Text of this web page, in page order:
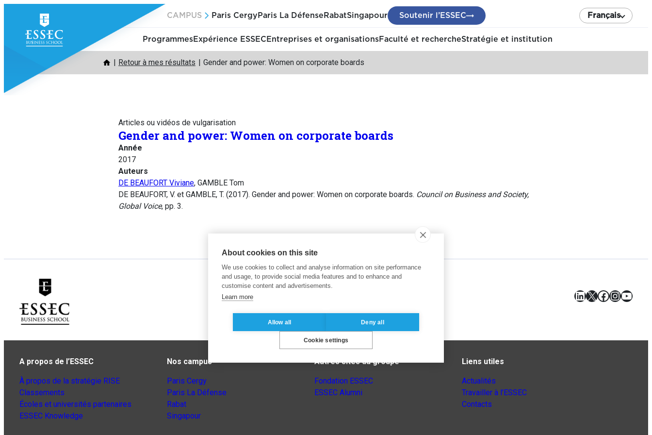
contenu
CAMPUS Paris Cergy Paris La Défense RabatSingapour Soutenir l’ESSEC Français
ProgrammesExpérience ESSEC Entreprises et organisationsFaculté et rechercheStratégie et institution
Retour à mes résultats Gender and power: Women on corporate boards
Articles ou vidéos de vulgarisation
Gender and power: Women on corporate boards
Année
2017
Auteurs
DE BEAUFORT Viviane, GAMBLE Tom
DE BEAUFORT, V. et GAMBLE, T. (2017). Gender and power: Women on corporate boards. Council on Business and Society,
Global Voice, pp. 3.
LinkedIn
X Facebook
A propos de l’ESSEC
À propos de la stratégie RISE
Classements
Écoles et universités partenaires
ESSEC Knowledge
Nos campus
Paris Cergy
Paris La Défense
Rabat
Singapour
Autres sites du groupe
Fondation ESSEC
ESSEC Alumni
Liens utiles
Actualités
Travailler à l’ESSEC
Contacts
About cookies on this site
We use cookies to collect and analyse information on site performance
and usage, to provide social media features and to enhance and
customise content and advertisements.
Learn more
Allow all Deny all
Cookie settings